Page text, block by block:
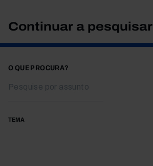
Continuar a pesquisar
O QUE PROCURA?
TEMA